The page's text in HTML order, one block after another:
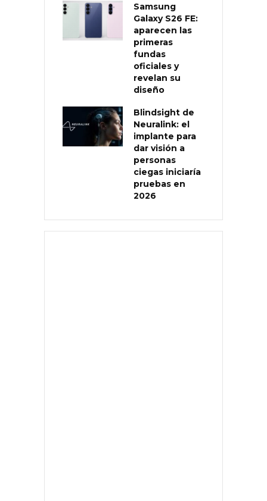
Samsung
Galaxy S26 FE:
aparecen las
primeras
fundas
oficiales y
revelan su
diseño
Blindsight de
Neuralink: el
implante para
dar visión a
personas
ciegas iniciaría
pruebas en
2026